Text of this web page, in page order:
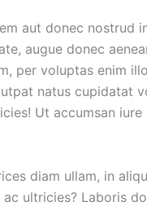
aut donec
augue donec
per voluptas enim
natus cupidatat
Ut accumsan
diam ullam, in
ultricies? Laboris